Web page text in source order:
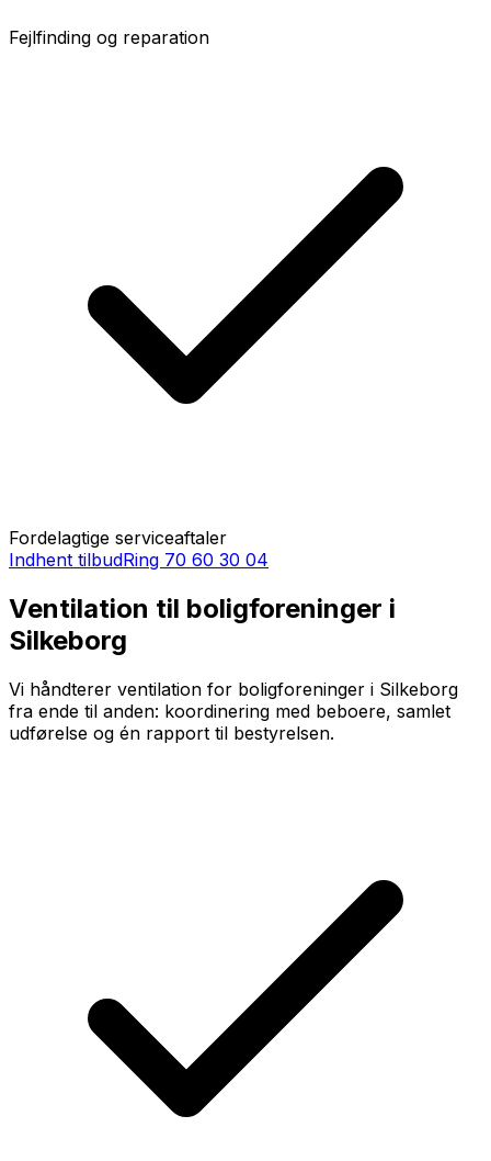
Fejlfinding og reparation
Fordelagtige serviceaftaler
Indhent tilbudRing 70 60 30 04
Ventilation til boligforeninger i
Silkeborg
Vi håndterer ventilation for boligforeninger i Silkeborg
fra ende til anden: koordinering med beboere, samlet
udførelse og én rapport til bestyrelsen.